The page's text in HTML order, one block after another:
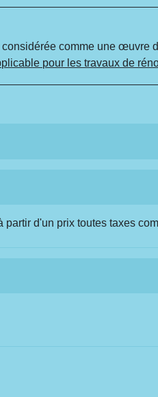
comme une œuvre
pour les travaux de
d'un prix toutes taxes